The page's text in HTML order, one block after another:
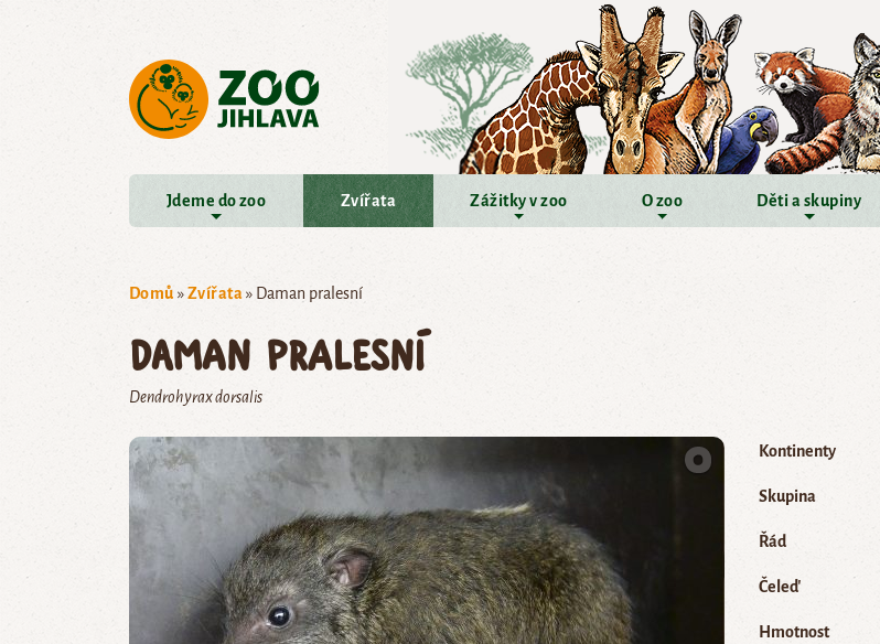
Jdeme do zoo Zvířata Zážitky v zoo O zoo Děti a skupiny
Domů »Zvířata» Daman pralesní
Daman pralesní
Dendrohyrax dorsalis
Kontinenty
Skupina
Řád
Čeleď
Hmotnost